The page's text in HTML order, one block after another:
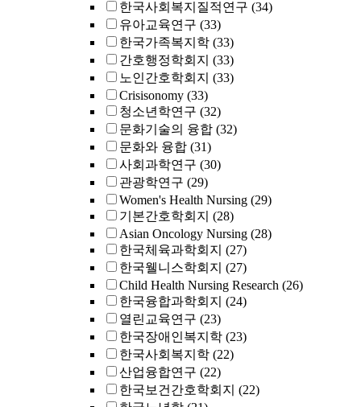
한국사회복지질적연구 (34)
유아교육연구 (33)
한국가족복지학 (33)
간호행정학회지 (33)
노인간호학회지 (33)
Crisisonomy (33)
청소년학연구 (32)
문화기술의 융합 (32)
문화와 융합 (31)
사회과학연구 (30)
관광학연구 (29)
Women's Health Nursing (29)
기본간호학회지 (28)
Asian Oncology Nursing (28)
한국체육과학회지 (27)
한국웰니스학회지 (27)
Child Health Nursing Research (26)
한국융합과학회지 (24)
열린교육연구 (23)
한국장애인복지학 (23)
한국사회복지학 (22)
산업융합연구 (22)
한국보건간호학회지 (22)